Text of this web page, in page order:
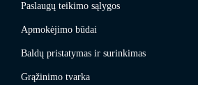
Paslaugų teikimo sąlygos
Apmokėjimo būdai
Baldų pristatymas ir surinkimas
Grąžinimo tvarka